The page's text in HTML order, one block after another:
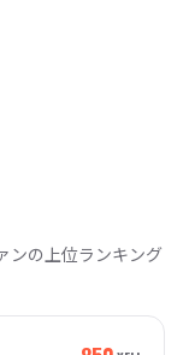
ンの上位ランキング